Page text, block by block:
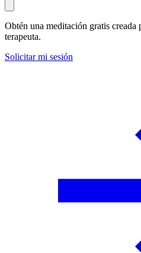
Obtén una meditación gratis creada
terapeuta.
Solicitar mi sesión